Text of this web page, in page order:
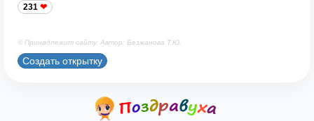
231
© Принадлежит сайту. Автор: Безжанова Т.Ю.
Создать открытку